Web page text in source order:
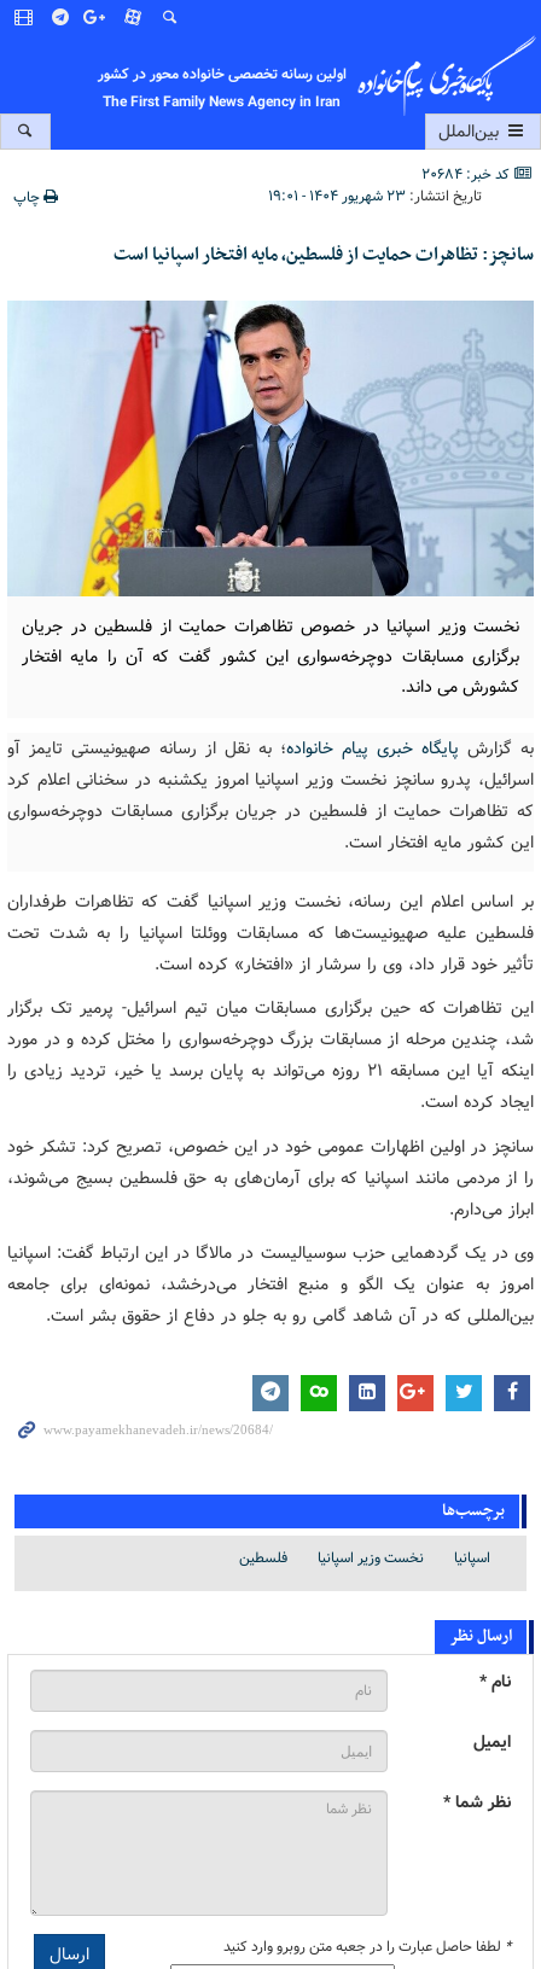
اولین رسانه تخصصی خانواده محور در کشور
The First Family News Agency in Iran
بین‌الملل
کد خبر: 20684
تاریخ انتشار: ۲۳ شهریور ۱۴۰۴ - ۱۹:۰۱ چاپ
سانچز: تظاهرات حمایت از فلسطین، مایه افتخار اسپانیا است
نخست وزیر اسپانیا در خصوص تظاهرات حمایت از فلسطین در جریان
برگزاری مسابقات دوچرخه‌سواری این کشور گفت که آن را مایه افتخار
کشورش می داند.
به گزارش پایگاه خبری پیام خانواده؛ به نقل از رسانه صهیونیستی تایمز آو
اسرائیل، پدرو سانچز نخست وزیر اسپانیا امروز یکشنبه در سخنانی اعلام کرد
که تظاهرات حمایت از فلسطین در جریان برگزاری مسابقات دوچرخه‌سواری
این کشور مایه افتخار است.
بر اساس اعلام این رسانه، نخست وزیر اسپانیا گفت که تظاهرات طرفداران
فلسطین علیه صهیونیست‌ها که مسابقات ووئلتا اسپانیا را به شدت تحت
تأثیر خود قرار داد، وی را سرشار از «افتخار» کرده است.
این تظاهرات که حین برگزاری مسابقات میان تیم اسرائیل- پرمیر تک برگزار
شد، چندین مرحله از مسابقات بزرگ دوچرخه‌سواری را مختل کرده و در مورد
اینکه آیا این مسابقه ۲۱ روزه می‌تواند به پایان برسد یا خیر، تردید زیادی را
ایجاد کرده است.
سانچز در اولین اظهارات عمومی خود در این خصوص، تصریح کرد: تشکر خود
را از مردمی مانند اسپانیا که برای آرمان‌های به حق فلسطین بسیج می‌شوند،
ابراز می‌دارم.
وی در یک گردهمایی حزب سوسیالیست در مالاگا در این ارتباط گفت: اسپانیا
امروز به عنوان یک الگو و منبع افتخار می‌درخشد، نمونه‌ای برای جامعه
بین‌المللی که در آن شاهد گامی رو به جلو در دفاع از حقوق بشر است.
برچسب‌ها
اسپانیا نخست وزیر اسپانیا فلسطین
ارسال نظر
نام *
ایمیل
نظر شما *
* لطفا حاصل عبارت را در جعبه متن روبرو وارد کنید